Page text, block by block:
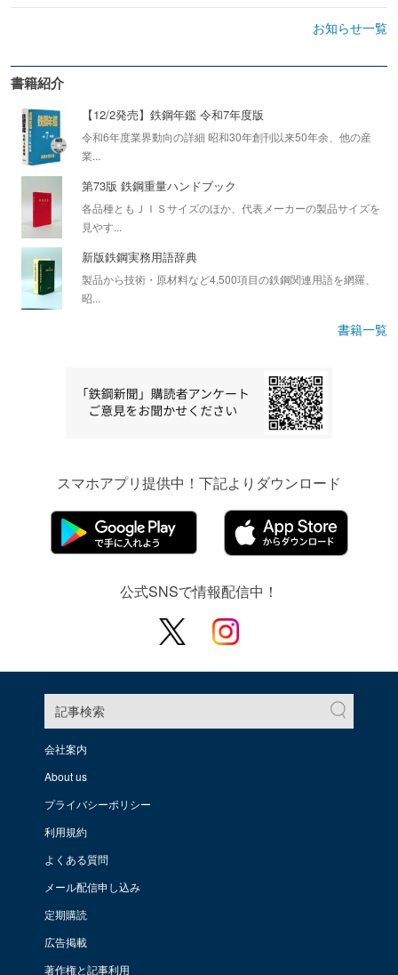
お知らせ一覧
書籍紹介
【12/2発売】鉄鋼年鑑 令和7年度版
令和6年度業界動向の詳細 昭和30年創刊以来50年余、他の産
業...
第73版 鉄鋼重量ハンドブック
各品種ともＪＩＳサイズのほか、代表メーカーの製品サイズを
見やす...
新版鉄鋼実務用語辞典
製品から技術・原材料など4,500項目の鉄鋼関連用語を網羅、
昭...
書籍一覧
スマホアプリ提供中！下記よりダウンロード
公式SNSで情報配信中！
記事検索
会社案内
About us
プライバシーポリシー
利用規約
よくある質問
メール配信申し込み
定期購読
広告掲載
著作権と記事利用